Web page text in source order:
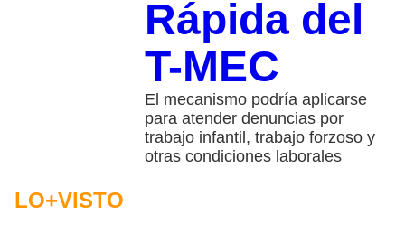
Rápida del
T-MEC
El mecanismo podría aplicarse
para atender denuncias por
trabajo infantil, trabajo forzoso y
otras condiciones laborales
LO+VISTO